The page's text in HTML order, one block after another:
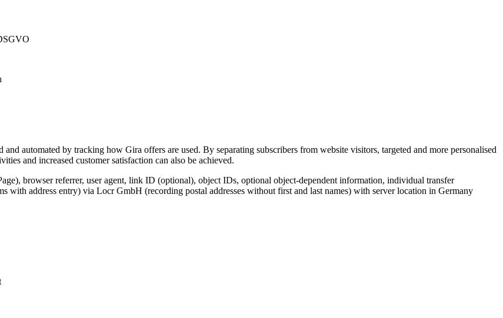
and automated by tracking how Gira offers are used. By separating subscribers from website visitors, targeted and more personalised
and increased customer satisfaction can also be achieved.
browser referrer, user agent, link ID (optional), object IDs, optional object-dependent information, individual transfer
with address entry) via Locr GmbH (recording postal addresses without first and last names) with server location in Germany